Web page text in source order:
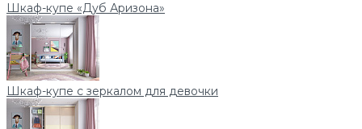
Шкаф-купе «Дуб Аризона»
Шкаф-купе с зеркалом для девочки